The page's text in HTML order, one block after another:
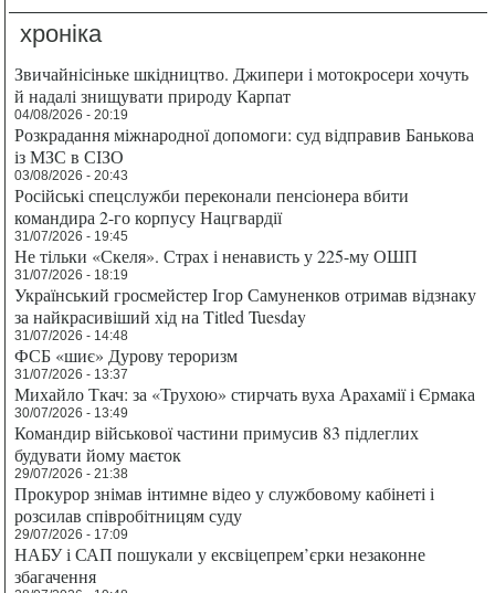
хроніка
Звичайнісіньке шкідництво. Джипери і мотокросери хочуть
й надалі знищувати природу Карпат
04/08/2026 - 20:19
Розкрадання міжнародної допомоги: суд відправив Банькова
із МЗС в СІЗО
03/08/2026 - 20:43
Російські спецслужби переконали пенсіонера вбити
командира 2-го корпусу Нацгвардії
31/07/2026 - 19:45
Не тільки «Скеля». Страх і ненависть у 225-му ОШП
31/07/2026 - 18:19
Український гросмейстер Ігор Самуненков отримав відзнаку
за найкрасивіший хід на Titled Tuesday
31/07/2026 - 14:48
ФСБ «шиє» Дурову тероризм
31/07/2026 - 13:37
Михайло Ткач: за «Трухою» стирчать вуха Арахамії і Єрмака
30/07/2026 - 13:49
Командир військової частини примусив 83 підлеглих
будувати йому маєток
29/07/2026 - 21:38
Прокурор знімав інтимне відео у службовому кабінеті і
розсилав співробітницям суду
29/07/2026 - 17:09
НАБУ і САП пошукали у ексвіцепрем’єрки незаконне
збагачення